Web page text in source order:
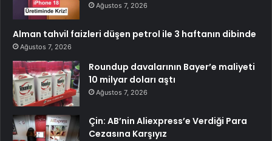
Ağustos 7, 2026
Alman tahvil faizleri düşen petrol ile 3 haftanın dibinde
Ağustos 7, 2026
Roundup davalarının Bayer’e maliyeti
10 milyar doları aştı
Ağustos 7, 2026
Çin: AB’nin Aliexpress’e Verdiği Para
Cezasına Karşıyız